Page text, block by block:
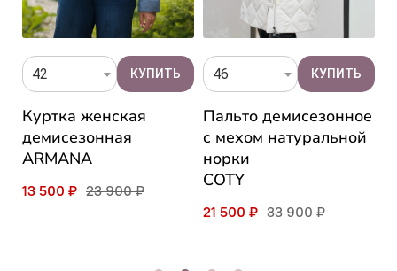
42
Куртка женская
демисезонная
ARMANA
13 500 ₽ 23 900 ₽
46
Пальто демисезонное
с мехом натуральной
норки
COTY
21 500 ₽ 33 900 ₽